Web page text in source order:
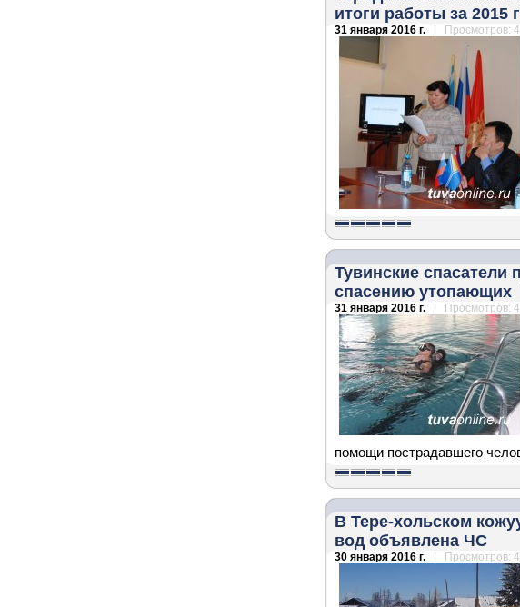
итоги работы за 2015
31 января 2016 г. | Просмотров:
Тувинские спасатели
спасению утопающих
31 января 2016 г. | Просмотров:
помощи пострадавшего
В Тере-хольском
вод объявлена ЧС
30 января 2016 г. | Просмотров: